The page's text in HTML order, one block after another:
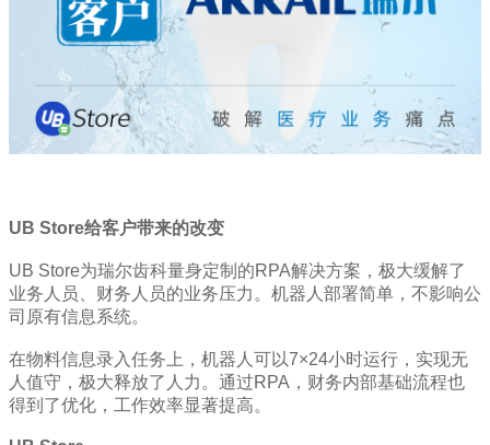
UB Store给客户带来的改变
UB Store为瑞尔齿科量身定制的RPA解决方案，极大缓解了
业务人员、财务人员的业务压力。机器人部署简单，不影响公
司原有信息系统。
在物料信息录入任务上， 机器人可以7×24小时运行，实现无
人值守，极大释放了人力。通过RPA，财务内部基础流程也
得到了优化，工作效率显著提高。